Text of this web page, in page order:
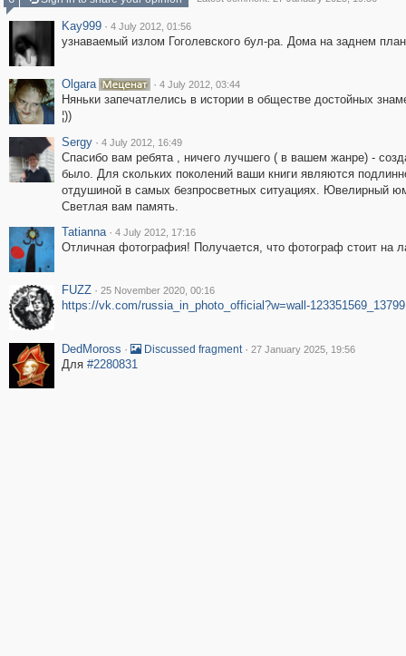
Kay999 · 4 July 2012, 01:56
узнаваемый излом Гоголевского бул-ра. Дома на заднем
Olgara · 4 July 2012, 03:44
Няньки запечатлелись в истории в обществе достойных
¦))
Sergy · 4 July 2012, 16:49
Cпасибо вам ребята , ничего лучшего ( в вашем жанре) -
было. Для скольких поколений ваши книги являются
отдушиной в самых безпросветных ситуациях. Ювелирный
Светлая вам память.
Tatianna · 4 July 2012, 17:16
Отличная фотография! Получается, что фотограф стоит на
FUZZ · 25 November 2020, 00:16
https://vk.com/russia_in_photo_official?w=wall-123351569_13799
DedMoross · Discussed fragment · 27 January 2025, 19:56
Для #2280831